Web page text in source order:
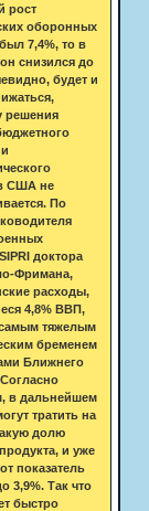
рост
оборонных
7,4%, то в
снизился до
будет и
решения
США не
По
доктора
Фримана,
расходы,
4,8% ВВП,
тяжелым
бременем
Ближнего
в дальнейшем
тратить на
долю
и уже
показатель
3,9%. Так что
быстро